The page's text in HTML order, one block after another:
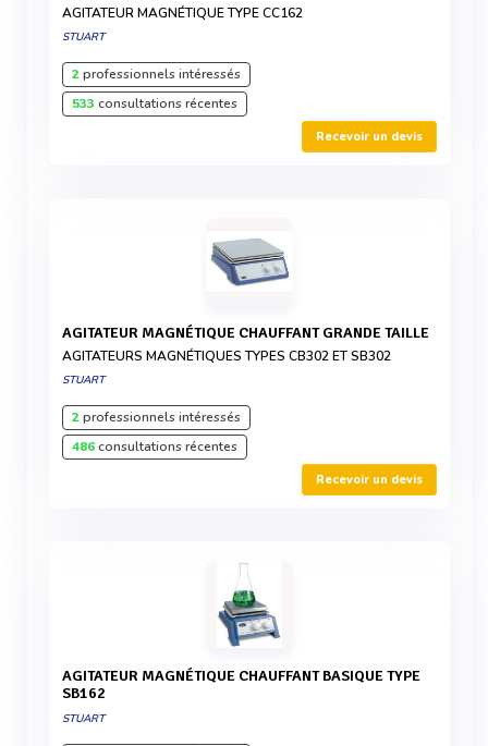
AGITATEUR MAGNÉTIQUE TYPE CC162
STUART
2professionnels intéressés
533 consultations récentes
Recevoir un devis
AGITATEUR MAGNÉTIQUE CHAUFFANT GRANDE TAILLE
AGITATEURS MAGNÉTIQUES TYPES CB302 ET SB302
STUART
2professionnels intéressés
486consultations récentes
Recevoir un devis
AGITATEUR MAGNÉTIQUE CHAUFFANT BASIQUE TYPE
SB162
STUART